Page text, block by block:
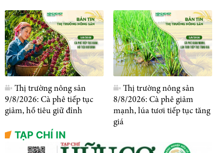
Thị trường nông sản
9/8/2026: Cà phê tiếp tục
giảm, hồ tiêu giữ đỉnh
Thị trường nông sản
8/8/2026: Cà phê giảm
mạnh, lúa tươi tiếp tục tăng
giá
TẠP CHÍ IN